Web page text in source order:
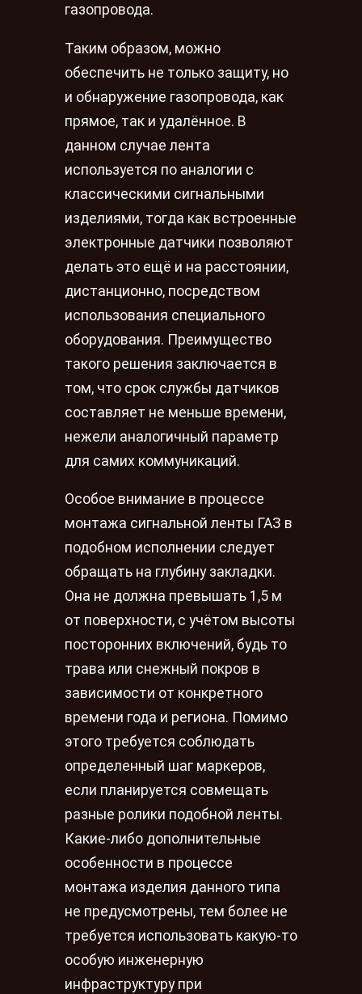
газопровода.
Таким образом, можно
обеспечить не только защиту, но
и обнаружение газопровода, как
прямое, так и удалённое. В
данном случае лента
используется по аналогии с
классическими сигнальными
изделиями, тогда как встроенные
электронные датчики позволяют
делать это ещё и на расстоянии,
дистанционно, посредством
использования специального
оборудования. Преимущество
такого решения заключается в
том, что срок службы датчиков
составляет не меньше времени,
нежели аналогичный параметр
для самих коммуникаций.
Особое внимание в процессе
монтажа сигнальной ленты ГАЗ в
подобном исполнении следует
обращать на глубину закладки.
Она не должна превышать 1,5 м
от поверхности, с учётом высоты
посторонних включений, будь то
трава или снежный покров в
зависимости от конкретного
времени года и региона. Помимо
этого требуется соблюдать
определенный шаг маркеров,
если планируется совмещать
разные ролики подобной ленты.
Какие-либо дополнительные
особенности в процессе
монтажа изделия данного типа
не предусмотрены, тем более не
требуется использовать какую-то
особую инженерную
инфраструктуру при